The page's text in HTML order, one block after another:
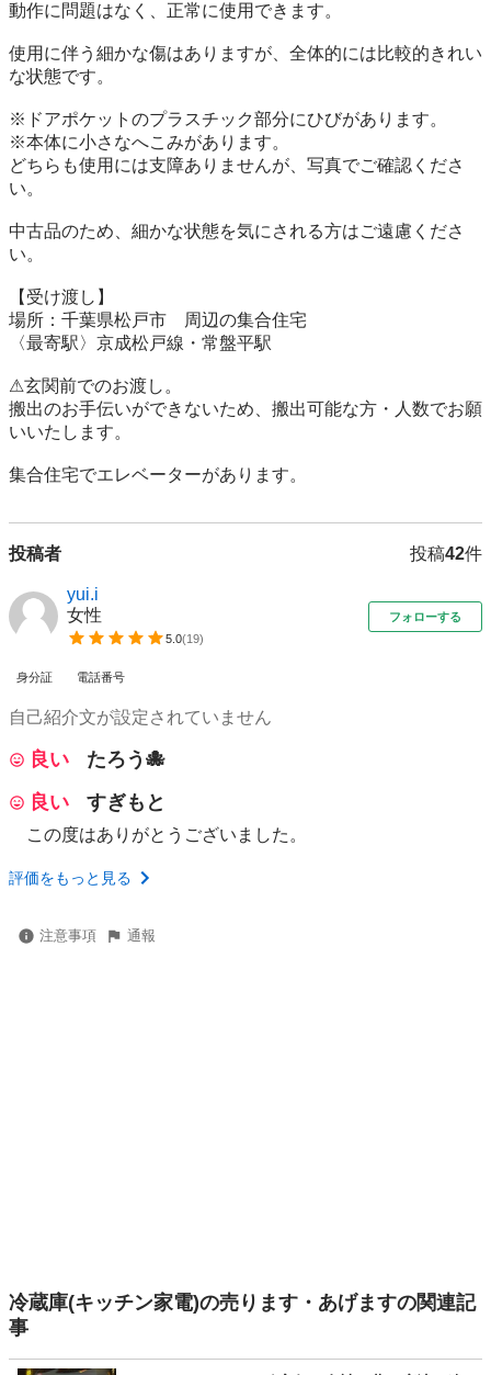
動作に問題はなく、正常に使用できます。
使用に伴う細かな傷はありますが、全体的には比較的きれい
な状態です。
※ドアポケットのプラスチック部分にひびがあります。
※本体に小さなへこみがあります。
どちらも使用には支障ありませんが、写真でご確認くださ
い。
中古品のため、細かな状態を気にされる方はご遠慮くださ
い。
【受け渡し】
場所：千葉県松戸市　周辺の集合住宅
〈最寄駅〉京成松戸線・常盤平駅
⚠︎玄関前でのお渡し。
搬出のお手伝いができないため、搬出可能な方・人数でお願
いいたします。
集合住宅でエレベーターがあります。
投稿者 投稿42件
yui.i
女性
5.0(19)
フォローする
身分証 電話番号
自己紹介文が設定されていません
良い
たろう🐙
良い
すぎもと
この度はありがとうございました。
評価をもっと見る
注意事項 通報
冷蔵庫(キッチン家電)の売ります・あげますの関連記
事